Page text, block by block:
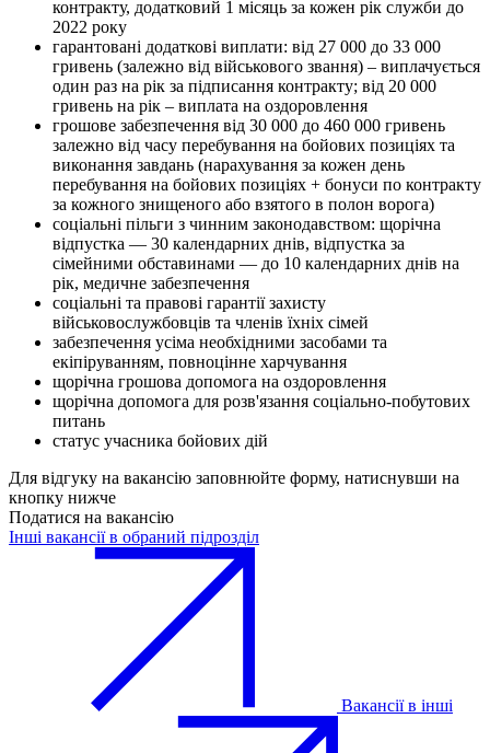
контракту, додатковий 1 місяць за кожен рік служби до
2022 року
гарантовані додаткові виплати: від 27 000 до 33 000
гривень (залежно від військового звання) – виплачується
один раз на рік за підписання контракту; від 20 000
гривень на рік – виплата на оздоровлення
грошове забезпечення від 30 000 до 460 000 гривень
залежно від часу перебування на бойових позиціях та
виконання завдань (нарахування за кожен день
перебування на бойових позиціях + бонуси по контракту
за кожного знищеного або взятого в полон ворога)
соціальні пільги з чинним законодавством: щорічна
відпустка — 30 календарних днів, відпустка за
сімейними обставинами — до 10 календарних днів на
рік, медичне забезпечення
соціальні та правові гарантії захисту
військовослужбовців та членів їхніх сімей
забезпечення усіма необхідними засобами та
екіпіруванням, повноцінне харчування
щорічна грошова допомога на оздоровлення
щорічна допомога для розв'язання соціально-побутових
питань
статус учасника бойових дій
Для відгуку на вакансію заповнюйте форму, натиснувши на
кнопку нижче
Податися на вакансію
Інші вакансії в обраний підрозділ
Вакансії в інші